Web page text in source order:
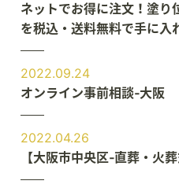
ネットでお得に注文！塗り
を税込・送料無料で手に入
2022.09.24
オンライン事前相談‐大阪
2022.04.26
【大阪市中央区‐直葬・火葬